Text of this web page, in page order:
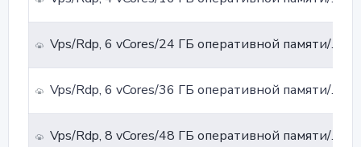
Vps/Rdp, 6 vCores/24 ГБ оперативной памяти/200 ГБ хранилища Raid1 NVMe/скорость uplink 1 Гбит
Vps/Rdp, 6 vCores/36 ГБ оперативной памяти/250 ГБ хранилища Raid1 NVMe/скорость uplink 1 Гбит
Vps/Rdp, 8 vCores/48 ГБ оперативной памяти/300 ГБ хранилища Raid1 NVMe/скорость uplink 1 Гбит